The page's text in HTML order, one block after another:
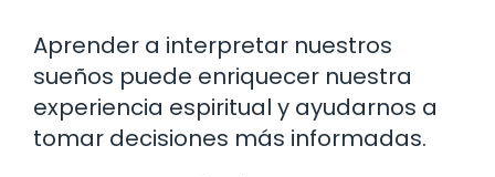
Aprender a interpretar nuestros
sueños puede enriquecer nuestra
experiencia espiritual y ayudarnos a
tomar decisiones más informadas.